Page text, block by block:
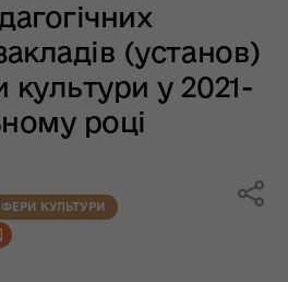
(установ)
культури у 2021-
році
КУЛЬТУРИ